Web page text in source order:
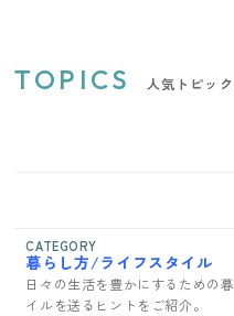
TOPICS 人気トピッ
CATEGORY
暮らし方/ライフスタイル
日々の生活を豊かにするための
イルを送るヒントをご紹介。